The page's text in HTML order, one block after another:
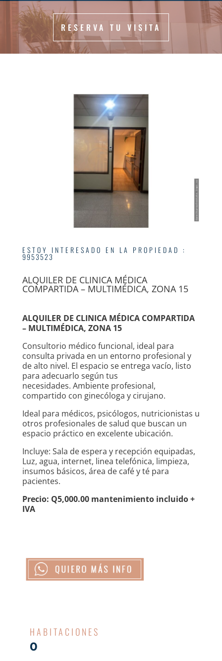
RESERVA TU VISITA
ESTOY INTERESADO EN LA PROPIEDAD :
9953523
ALQUILER DE CLINICA MÉDICA
COMPARTIDA – MULTIMÉDICA, ZONA 15
ALQUILER DE CLINICA MÉDICA COMPARTIDA
– MULTIMÉDICA, ZONA 15
Consultorio médico funcional, ideal para
consulta privada en un entorno profesional y
de alto nivel. El espacio se entrega vacío, listo
para adecuarlo según tus
necesidades. Ambiente profesional,
compartido con ginecóloga y cirujano.
Ideal para médicos, psicólogos, nutricionistas u
otros profesionales de salud que buscan un
espacio práctico en excelente ubicación.
Incluye: Sala de espera y recepción equipadas,
Luz, agua, internet, linea telefónica, limpieza,
insumos básicos, área de café y té para
pacientes.
Precio: Q5,000.00 mantenimiento incluido +
IVA
HABITACIONES
0